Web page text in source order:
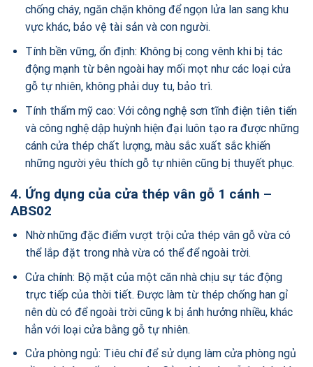
chống cháy, ngăn chặn không để ngọn lửa lan sang khu
vực khác, bảo vệ tài sản và con người.
Tính bền vững, ổn định: Không bị cong vênh khi bị tác
động mạnh từ bên ngoài hay mối mọt như các loại cửa
gỗ tự nhiên, không phải duy tu, bảo trì.
Tính thẩm mỹ cao: Với công nghệ sơn tĩnh điện tiên tiến
và công nghệ dập huỳnh hiện đại luôn tạo ra được những
cánh cửa thép chất lượng, màu sắc xuất sắc khiến
những người yêu thích gỗ tự nhiên cũng bị thuyết phục.
4. Ứng dụng của cửa thép vân gỗ 1 cánh –
ABS02
Nhờ những đặc điểm vượt trội cửa thép vân gỗ vừa có
thể lắp đặt trong nhà vừa có thể để ngoài trời.
Cửa chính: Bộ mặt của một căn nhà chịu sự tác động
trực tiếp của thời tiết. Được làm từ thép chống han gỉ
nên dù có để ngoài trời cũng k bị ảnh hưởng nhiều, khác
hẳn với loại cửa bằng gỗ tự nhiên.
Cửa phòng ngủ: Tiêu chí để sử dụng làm cửa phòng ngủ